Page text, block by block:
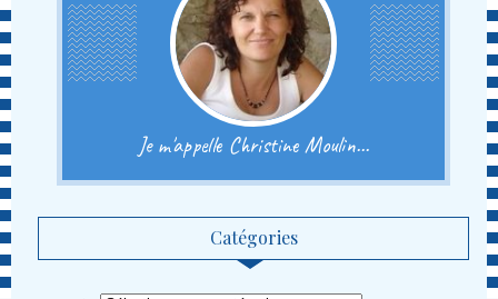
Je m'appelle Christine Moulin...
Catégories